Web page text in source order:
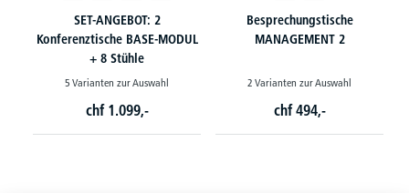
SET-ANGEBOT: 2
Konferenztische BASE-MODUL
+ 8 Stühle
5 Varianten zur Auswahl
chf 1.099,-
Besprechungstische
MANAGEMENT 2
2 Varianten zur Auswahl
chf 494,-